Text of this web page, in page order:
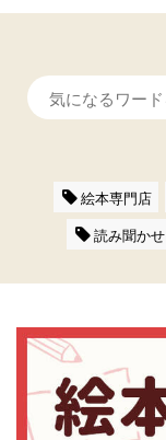
絵本専門店
読み聞かせ